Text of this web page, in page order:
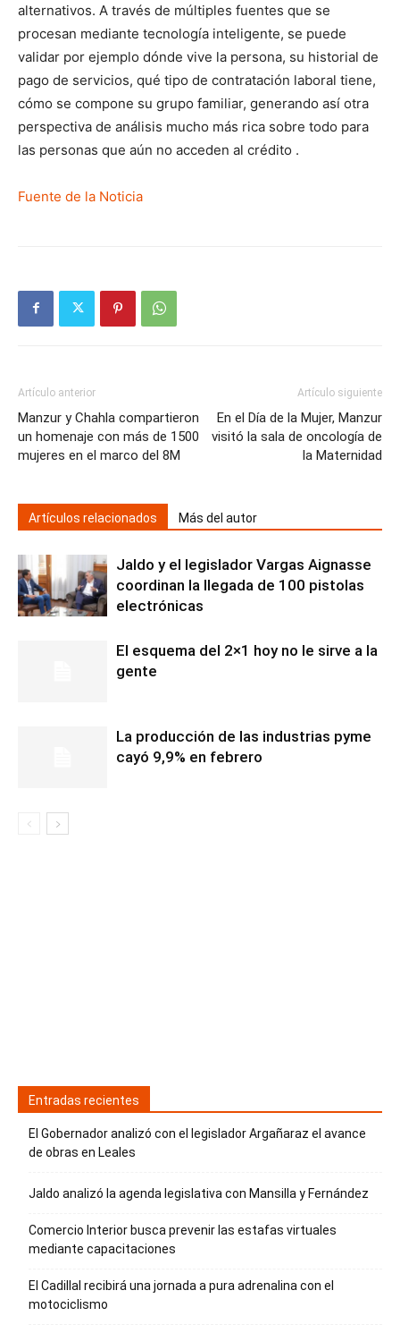
alternativos. A través de múltiples fuentes que se
procesan mediante tecnología inteligente, se puede
validar por ejemplo dónde vive la persona, su historial de
pago de servicios, qué tipo de contratación laboral tiene,
cómo se compone su grupo familiar, generando así otra
perspectiva de análisis mucho más rica sobre todo para
las personas que aún no acceden al crédito .
Fuente de la Noticia
Artículo anterior
Manzur y Chahla compartieron
un homenaje con más de 1500
mujeres en el marco del 8M
Artículo siguiente
En el Día de la Mujer, Manzur
visitó la sala de oncología de
la Maternidad
Artículos relacionados Más del autor
Jaldo y el legislador Vargas Aignasse
coordinan la llegada de 100 pistolas
electrónicas
El esquema del 2×1 hoy no le sirve a la
gente
La producción de las industrias pyme
cayó 9,9% en febrero
Entradas recientes
El Gobernador analizó con el legislador Argañaraz el avance
de obras en Leales
Jaldo analizó la agenda legislativa con Mansilla y Fernández
Comercio Interior busca prevenir las estafas virtuales
mediante capacitaciones
El Cadillal recibirá una jornada a pura adrenalina con el
motociclismo